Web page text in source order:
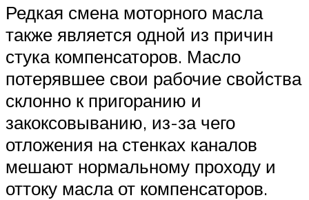
Редкая смена моторного масла
также является одной из причин
стука компенсаторов. Масло
потерявшее свои рабочие свойства
склонно к пригоранию и
закоксовыванию, из-за чего
отложения на стенках каналов
мешают нормальному проходу и
оттоку масла от компенсаторов.